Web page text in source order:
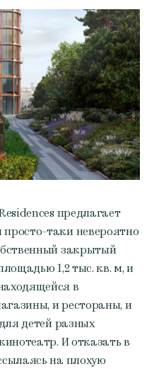
предлагает
таки невероятно
закрытый
1,2 тыс. кв. м, и
в
и рестораны, и
детей разных
И отказать в
на плохую